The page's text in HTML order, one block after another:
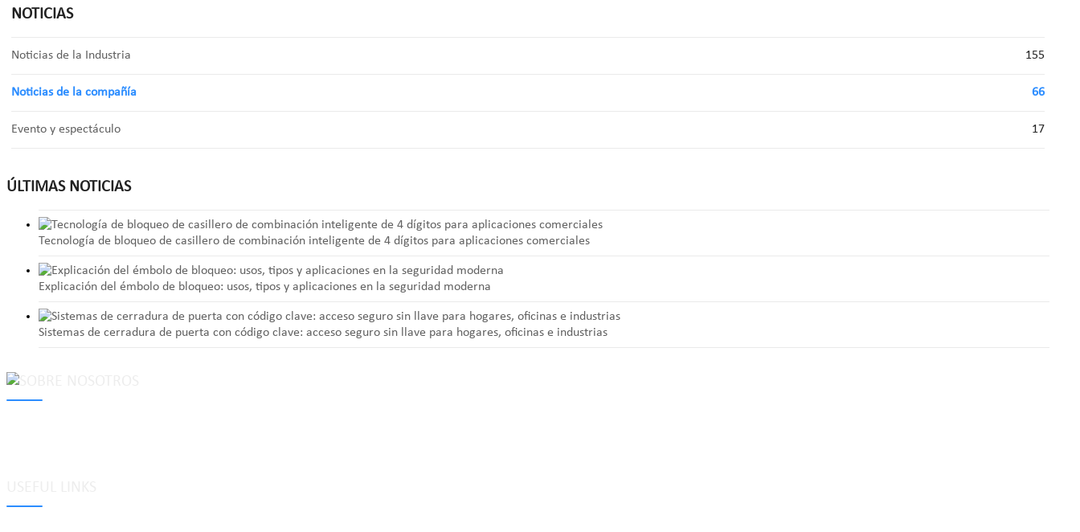
NOTICIAS
Noticias de la Industria 155
Noticias de la compañía 66
Evento y espectáculo 17
ÚLTIMAS NOTICIAS
Tecnología de bloqueo de casillero de combinación inteligente de 4 dígitos para aplicaciones comerciales
Explicación del émbolo de bloqueo: usos, tipos y aplicaciones en la seguridad moderna
Sistemas de cerradura de puerta con código clave: acceso seguro sin llave para hogares, oficinas e industrias